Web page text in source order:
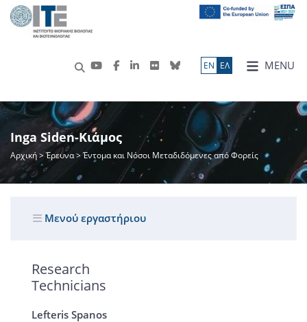
MENU
ΕN ΕΛ
Inga Siden-Κιάμος
Αρχική>Έρευνα> Έντομα και Νόσοι Μεταδιδόμενες από Φορείς
Μενού εργαστήριου
Research
Technicians
Lefteris Spanos